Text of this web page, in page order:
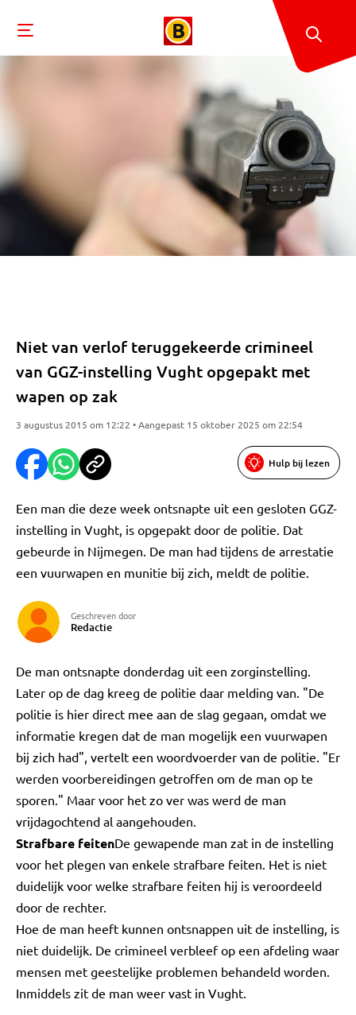
Niet van verlof teruggekeerde crimineel
van GGZ-instelling Vught opgepakt met
wapen op zak
3 augustus 2015 om 12:22 • Aangepast 15 oktober 2025 om 22:54
Hulp bij lezen
Een man die deze week ontsnapte uit een gesloten GGZ-
instelling in Vught, is opgepakt door de politie. Dat
gebeurde in Nijmegen. De man had tijdens de arrestatie
een vuurwapen en munitie bij zich, meldt de politie.
Geschreven door
Redactie
De man ontsnapte donderdag uit een zorginstelling.
Later op de dag kreeg de politie daar melding van. "De
politie is hier direct mee aan de slag gegaan, omdat we
informatie kregen dat de man mogelijk een vuurwapen
bij zich had", vertelt een woordvoerder van de politie. "Er
werden voorbereidingen getroffen om de man op te
sporen." Maar voor het zo ver was werd de man
vrijdagochtend al aangehouden.
Strafbare feitenDe gewapende man zat in de instelling
voor het plegen van enkele strafbare feiten. Het is niet
duidelijk voor welke strafbare feiten hij is veroordeeld
door de rechter.
Hoe de man heeft kunnen ontsnappen uit de instelling, is
niet duidelijk. De crimineel verbleef op een afdeling waar
mensen met geestelijke problemen behandeld worden.
Inmiddels zit de man weer vast in Vught.